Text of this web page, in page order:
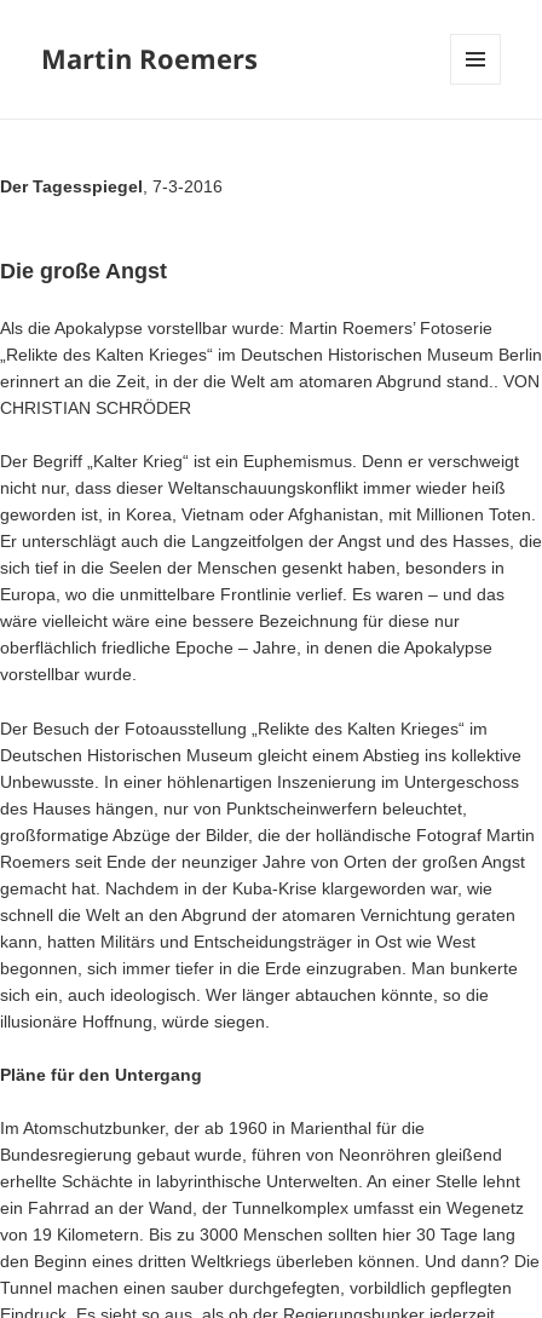
Martin Roemers
Der Tagesspiegel , 7-3-2016
Die große Angst
Als die Apokalypse vorstellbar wurde: Martin Roemers’ Fotoserie
„Relikte des Kalten Krieges“ im Deutschen Historischen Museum Berlin
erinnert an die Zeit, in der die Welt am atomaren Abgrund stand.. VON
CHRISTIAN SCHRÖDER
Der Begriff „Kalter Krieg“ ist ein Euphemismus. Denn er verschweigt
nicht nur, dass dieser Weltanschauungskonflikt immer wieder heiß
geworden ist, in Korea, Vietnam oderAfghanistan, mit Millionen Toten.
Er unterschlägt auch die Langzeitfolgen der Angst und des Hasses, die
sich tief in die Seelen der Menschen gesenkt haben, besonders in
Europa, wo die unmittelbare Frontlinie verlief. Es waren – und das
wäre vielleicht wäre eine bessere Bezeichnung für diese nur
oberflächlich friedliche Epoche – Jahre, in denen die Apokalypse
vorstellbar wurde.
Der Besuch der Fotoausstellung „Relikte des Kalten Krieges“ im
Deutschen Historischen Museum gleicht einem Abstieg ins kollektive
Unbewusste. In einer höhlenartigen Inszenierung im Untergeschoss
des Hauses hängen, nur von Punktscheinwerfern beleuchtet,
großformatige Abzüge der Bilder, die der holländische Fotograf Martin
Roemers seit Ende der neunziger Jahre von Orten der großen Angst
gemacht hat. Nachdem in der Kuba-Krise klargeworden war, wie
schnell die Welt an den Abgrund der atomaren Vernichtung geraten
kann, hatten Militärs und Entscheidungsträger in Ost wie West
begonnen, sich immer tiefer in die Erde einzugraben. Man bunkerte
sich ein, auch ideologisch. Wer länger abtauchen könnte, so die
illusionäre Hoffnung, würde siegen.
Pläne für den Untergang
Im Atomschutzbunker, der ab 1960 in Marienthal für die
Bundesregierung gebaut wurde, führen von Neonröhren gleißend
erhellte Schächte in labyrinthische Unterwelten. An einer Stelle lehnt
ein Fahrrad an der Wand, der Tunnelkomplex umfasst ein Wegenetz
von 19 Kilometern. Bis zu 3000 Menschen sollten hier 30 Tage lang
den Beginn eines dritten Weltkriegs überleben können. Und dann? Die
Tunnel machen einen sauber durchgefegten, vorbildlich gepflegten